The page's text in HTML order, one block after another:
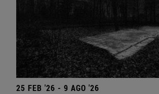
25 FEB '26 - 9 AGO '26